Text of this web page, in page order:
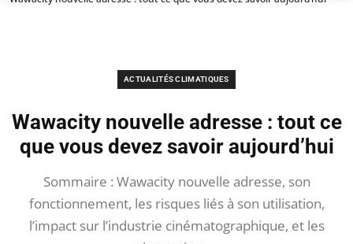
ACTUALITÉS CLIMATIQUES
Wawacity nouvelle adresse : tout ce
que vous devez savoir aujourd’hui
Sommaire : Wawacity nouvelle adresse, son
fonctionnement, les risques liés à son utilisation,
l’impact sur l’industrie cinématographique, et les